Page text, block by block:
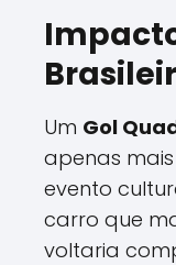
Um Gol
apenas
evento
carro que
voltaria